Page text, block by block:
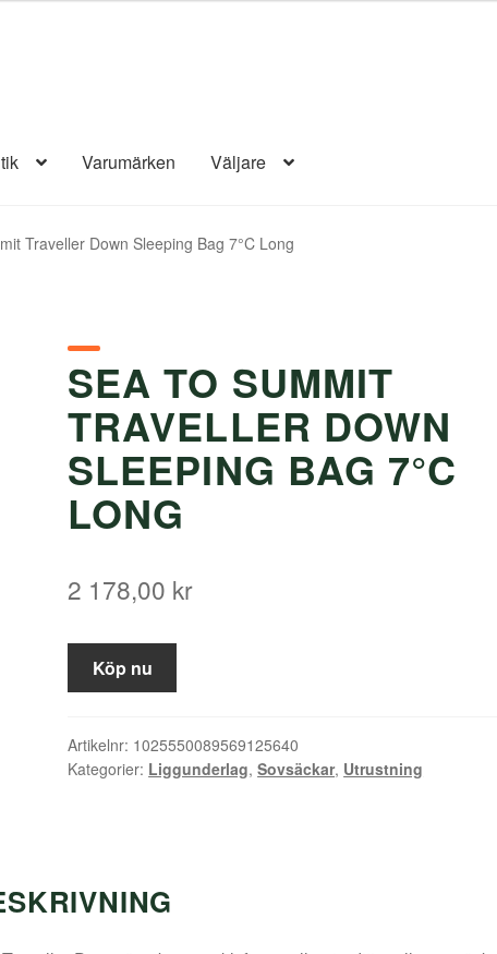
Varumärken Väljare
Traveller Down Sleeping Bag 7°C Long
SEA TO SUMMIT
TRAVELLER DOWN
SLEEPING BAG 7°C
LONG
2 178,00 kr
Köp nu
Artikelnr: 1025550089569125640
Kategorier: Liggunderlag,Sovsäckar, Utrustning